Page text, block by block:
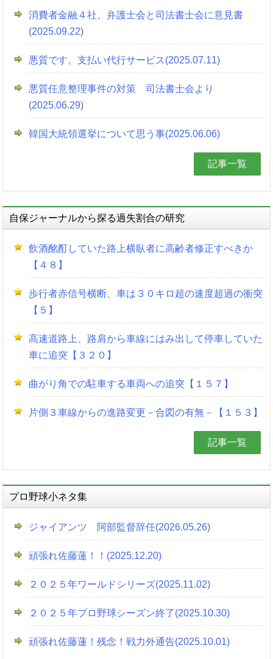
消費者金融４社、弁護士会と司法書士会に意見書
(2025.09.22)
悪質です。支払い代行サービス(2025.07.11)
悪質任意整理事件の対策 司法書士会より
(2025.06.29)
韓国大統領選挙について思う事(2025.06.06)
記事一覧
自保ジャーナルから探る過失割合の研究
飲酒酩酊していた路上横臥者に高齢者修正すべきか
【４８】
歩行者赤信号横断、車は３０キロ超の速度超過の衝突
【５】
高速道路上、路肩から車線にはみ出して停車していた
車に追突【３２０】
曲がり角での駐車する車両への追突【１５７】
片側３車線からの進路変更－合図の有無－【１５３】
記事一覧
プロ野球小ネタ集
ジャイアンツ 阿部監督辞任(2026.05.26)
頑張れ佐藤蓮！！(2025.12.20)
２０２５年ワールドシリーズ(2025.11.02)
２０２５年プロ野球シーズン終了(2025.10.30)
頑張れ佐藤蓮！残念！戦力外通告(2025.10.01)